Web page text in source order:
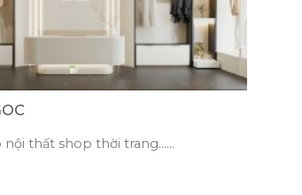
nội thất shop thời trang......